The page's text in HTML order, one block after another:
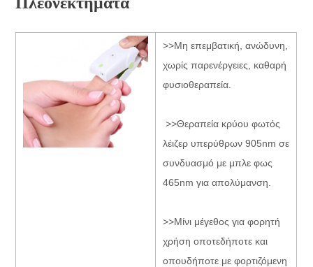
>>Μη επεμβατική, ανώδυνη,
χωρίς παρενέργειες, καθαρή
φυσιοθεραπεία.
>>Θεραπεία κρύου φωτός
λέιζερ υπερύθρων 905nm σε
συνδυασμό με μπλε φως
465nm για απολύμανση.
>>Μίνι μέγεθος για φορητή
χρήση οποτεδήποτε και
οπουδήποτε με φορτιζόμενη